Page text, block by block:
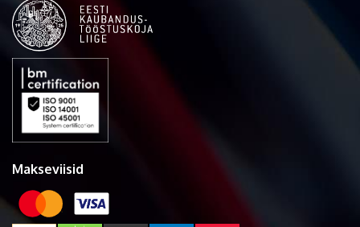
Makseviisid